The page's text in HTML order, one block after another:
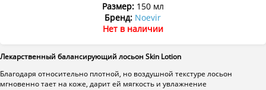
Размер:150 мл
Бренд: Noevir
Нет в наличии
Лекарственный балансирующий лосьон Skin Lotion
Благодаря относительно плотной, но воздушной текстуре лосьон
мгновенно тает на коже, дарит ей мягкость и увлажнение